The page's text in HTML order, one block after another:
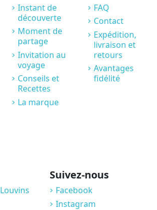
Instant de
découverte
Moment de
partage
Invitation au
voyage
Conseils et
Recettes
La marque
FAQ
Contact
Expédition,
livraison et
retours
Avantages
fidélité
Suivez-nous
Facebook
Instagram